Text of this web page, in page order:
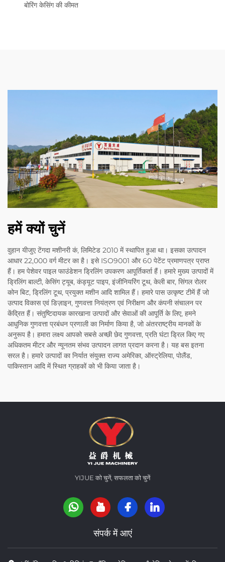
बोरिंग केसिंग की कीमत
हमें क्यों चुनें
वुहान यीजुए टेंगदा मशीनरी कं, लिमिटेड 2010 में स्थापित हुआ था। इसका उत्पादन
आधार 22,000 वर्ग मीटर का है। इसे ISO9001 और 60 पेटेंट प्रमाणपत्र प्राप्त
हैं। हम पेशेवर पाइल फाउंडेशन ड्रिलिंग उपकरण आपूर्तिकर्ता हैं। हमारे मुख्य उत्पादों में
ड्रिलिंग बाल्टी, केसिंग ट्यूब, कंड्यूट पाइप, इंजीनियरिंग टूथ, केली बार, सिंगल रोलर
कोन बिट, ड्रिलिंग टूथ, प्रयुक्त मशीन आदि शामिल हैं। हमारे पास उत्कृष्ट टीमें हैं जो
उत्पाद विकास एवं डिज़ाइन, गुणवत्ता नियंत्रण एवं निरीक्षण और कंपनी संचालन पर
केंद्रित हैं। संतुष्टिदायक कारखाना उत्पादों और सेवाओं की आपूर्ति के लिए, हमने
आधुनिक गुणवत्ता प्रबंधन प्रणाली का निर्माण किया है, जो अंतरराष्ट्रीय मानकों के
अनुरूप है। हमारा लक्ष्य आपको सबसे अच्छी छेद गुणवत्ता, प्रति घंटा ड्रिल किए गए
अधिकतम मीटर और न्यूनतम संभव उत्पादन लागत प्रदान करना है। यह बस इतना
सरल है। हमारे उत्पादों का निर्यात संयुक्त राज्य अमेरिका, ऑस्ट्रेलिया, पोलैंड,
पाकिस्तान आदि में स्थित ग्राहकों को भी किया जाता है।
YIJUE को चुनें, सफलता को चुनें
संपर्क में आएं